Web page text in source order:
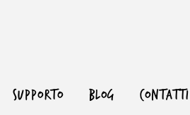
SUPPORTO BLOG CONTATTI